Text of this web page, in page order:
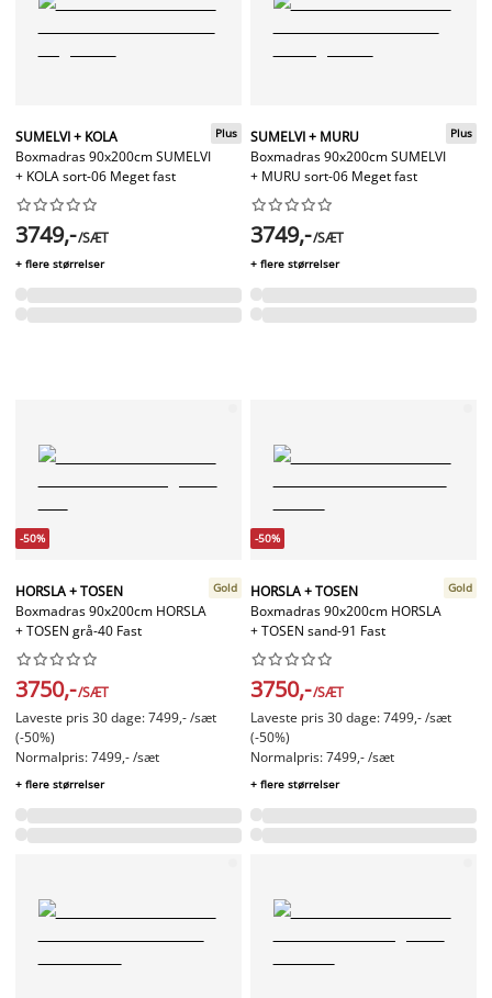
SUMELVI + KOLA
Boxmadras 90x200cm SUMELVI
+ KOLA sort-06 Meget fast
Plus






3749,-/SÆT
+ flere størrelser
SUMELVI + MURU
Boxmadras 90x200cm SUMELVI
+ MURU sort-06 Meget fast
Plus






3749,-/SÆT
+ flere størrelser
-50%
HORSLA + TOSEN
Boxmadras 90x200cm HORSLA
+ TOSEN grå-40 Fast
Gold






3750,-/SÆT
Laveste pris 30 dage: 7499,- /sæt
(-50%)
Normalpris: 7499,- /sæt
+ flere størrelser
-50%
HORSLA + TOSEN
Boxmadras 90x200cm HORSLA
+ TOSEN sand-91 Fast
Gold






3750,-/SÆT
Laveste pris 30 dage: 7499,- /sæt
(-50%)
Normalpris: 7499,- /sæt
+ flere størrelser